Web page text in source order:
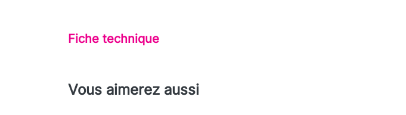
Fiche technique
Vous aimerez aussi